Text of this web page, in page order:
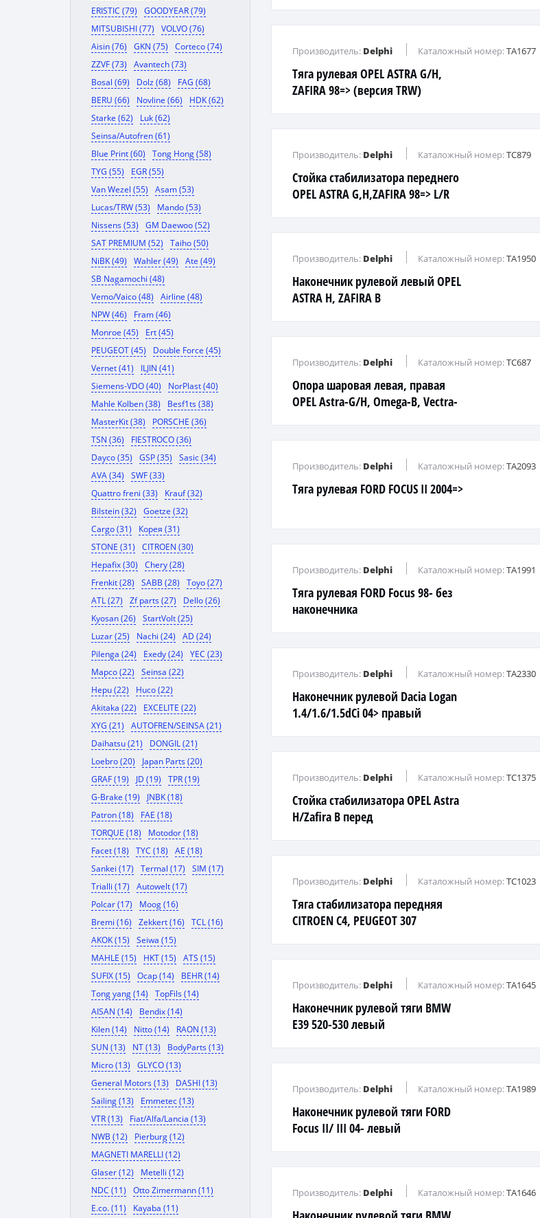
ERISTIC (79)
GOODYEAR (79)
MITSUBISHI (77)
VOLVO (76)
Aisin (76)
GKN (75)
Corteco (74)
ZZVF (73)
Avantech (73)
Bosal (69)
Dolz (68)
FAG (68)
BERU (66)
Novline (66)
HDK (62)
Starke (62)
Luk (62)
Seinsa/Autofren (61)
Blue Print (60)
Tong Hong (58)
TYG (55)
EGR (55)
Van Wezel (55)
Asam (53)
Lucas/TRW (53)
Mando (53)
Nissens (53)
GM Daewoo (52)
SAT PREMIUM (52)
Taiho (50)
NiBK (49)
Wahler (49)
Ate (49)
SB Nagamochi (48)
Vemo/Vaico (48)
Airline (48)
NPW (46)
Fram (46)
Monroe (45)
Ert (45)
PEUGEOT (45)
Double Force (45)
Vernet (41)
ILJIN (41)
Siemens-VDO (40)
NorPlast (40)
Mahle Kolben (38)
Besf1ts (38)
MasterKit (38)
PORSCHE (36)
TSN (36)
FIESTROCO (36)
Dayco (35)
GSP (35)
Sasic (34)
AVA (34)
SWF (33)
Quattro freni (33)
Krauf (32)
Bilstein (32)
Goetze (32)
Cargo (31)
Корея (31)
STONE (31)
CITROEN (30)
Hepafix (30)
Chery (28)
Frenkit (28)
SABB (28)
Toyo (27)
ATL (27)
Zf parts (27)
Dello (26)
Kyosan (26)
StartVolt (25)
Luzar (25)
Nachi (24)
AD (24)
Pilenga (24)
Exedy (24)
YEC (23)
Mapco (22)
Seinsa (22)
Hepu (22)
Huco (22)
Akitaka (22)
EXCELITE (22)
XYG (21)
AUTOFREN/SEINSA (21)
Daihatsu (21)
DONGIL (21)
Loebro (20)
Japan Parts (20)
GRAF (19)
JD (19)
TPR (19)
G-Brake (19)
JNBK (18)
Patron (18)
FAE (18)
TORQUE (18)
Motodor (18)
Facet (18)
TYC (18)
AE (18)
Sankei (17)
Termal (17)
SIM (17)
Trialli (17)
Autowelt (17)
Polcar (17)
Moog (16)
Bremi (16)
Zekkert (16)
TCL (16)
AKOK (15)
Seiwa (15)
MAHLE (15)
HKT (15)
ATS (15)
SUFIX (15)
Ocap (14)
BEHR (14)
Tong yang (14)
TopFils (14)
AISAN (14)
Bendix (14)
Kilen (14)
Nitto (14)
RAON (13)
SUN (13)
NT (13)
BodyParts (13)
Micro (13)
GLYCO (13)
General Motors (13)
DASHI (13)
Sailing (13)
Emmetec (13)
VTR (13)
Fiat/Alfa/Lancia (13)
NWB (12)
Pierburg (12)
MAGNETI MARELLI (12)
Glaser (12)
Metelli (12)
NDC (11)
Otto Zimermann (11)
E.co. (11)
Kayaba (11)
Тяга рулевая OPEL ASTRA G/H,
ZAFIRA 98=> (версия TRW)
Производитель: Delphi Каталожный номер:TA1677
Стойка стабилизатора переднего
OPEL ASTRA G,H,ZAFIRA 98=> L/R
Производитель: Delphi Каталожный номер:TC879
Наконечник рулевой левый OPEL
ASTRA H, ZAFIRA B
Производитель: Delphi Каталожный номер:TA1950
Опора шаровая левая, правая
OPEL Astra-G/H, Omega-B, Vectra-
Производитель: Delphi Каталожный номер:TC687
Тяга рулевая FORD FOCUS II 2004=>
Производитель: Delphi Каталожный номер:TA2093
Тяга рулевая FORD Focus 98- без
наконечника
Производитель: Delphi Каталожный номер:TA1991
Наконечник рулевой Dacia Logan
1.4/1.6/1.5dCi 04> правый
Производитель: Delphi Каталожный номер:TA2330
Стойка стабилизатора OPEL Astra
H/Zafira B перед
Производитель: Delphi Каталожный номер:TC1375
Тяга стабилизатора передняя
CITROEN C4, PEUGEOT 307
Производитель: Delphi Каталожный номер:TC1023
Наконечник рулевой тяги BMW
E39 520-530 левый
Производитель: Delphi Каталожный номер:TA1645
Наконечник рулевой тяги FORD
Focus II/ III 04- левый
Производитель: Delphi Каталожный номер:TA1989
Производитель: Delphi Каталожный номер:TA1646